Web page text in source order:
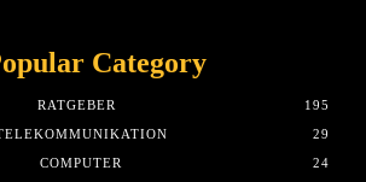
Category
RATGEBER
195
29
COMPUTER
24